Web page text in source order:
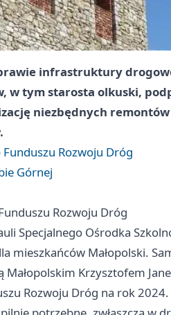
infrastruktury
w tym starosta olkuski,
niezbędnych
Rozwoju Dróg
Górnej
Rozwoju Dróg
Specjalnego Ośrodka
mieszkańców Małopolski.
Krzysztofem
Rozwoju Dróg na rok